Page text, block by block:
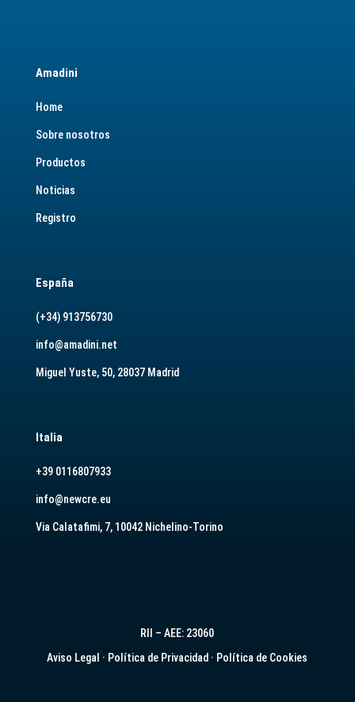
Amadini
Home
Sobre nosotros
Productos
Noticias
Registro
España
(+34) 913756730
info@amadini.net
Miguel Yuste, 50, 28037 Madrid
Italia
+39 0116807933
info@newcre.eu
Via Calatafimi, 7, 10042 Nichelino-Torino
RII – AEE: 23060
Aviso Legal · Política de Privacidad · Política de Cookies